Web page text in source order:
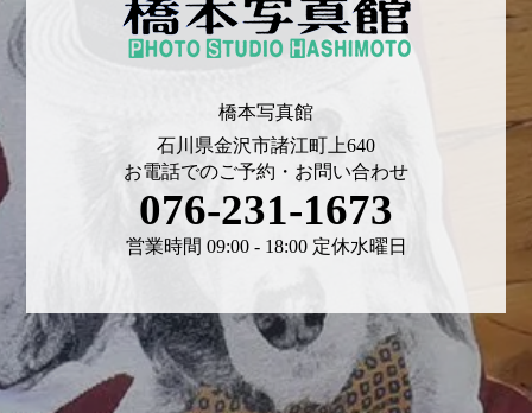
橋本写真館
石川県金沢市諸江町上640
お電話でのご予約・お問い合わせ
076-231-1673
営業時間 09:00 - 18:00 定休水曜日